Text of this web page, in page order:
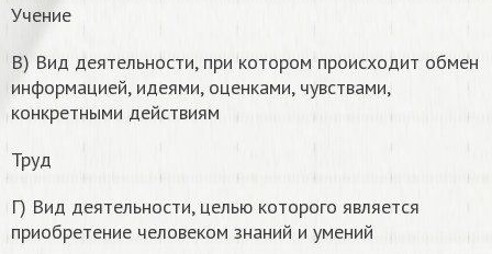
Учение
В) Вид деятельности, при котором происходит обмен
информацией, идеями, оценками, чувствами,
конкретными действиям
Труд
Г) Вид деятельности, целью которого является
приобретение человеком знаний и умений